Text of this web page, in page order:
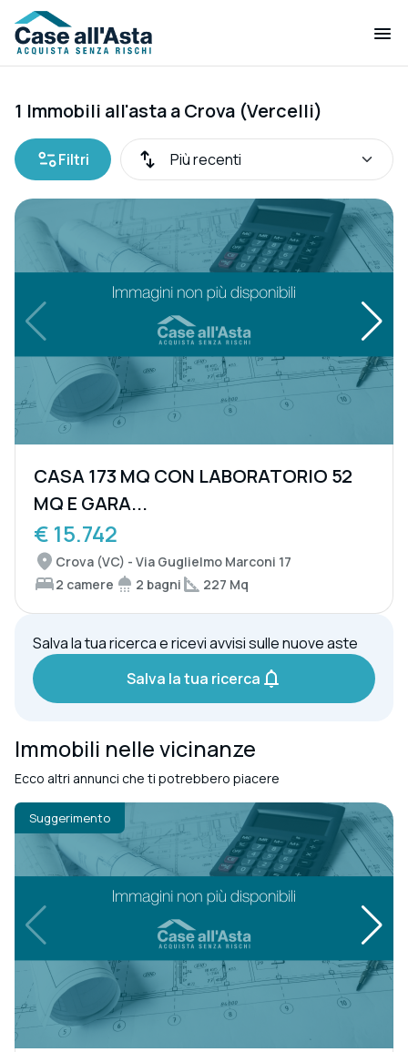
1 Immobili all'asta a Crova (Vercelli)
Filtri
CASA 173 MQ CON LABORATORIO 52
MQ E GARA...
€ 15.742
Crova (VC) - Via Guglielmo Marconi 17
2 camere
2 bagni 227 Mq
Salva la tua ricerca e ricevi avvisi sulle nuove aste
Salva la tua ricerca
Immobili nelle vicinanze
Ecco altri annunci che ti potrebbero piacere
Suggerimento